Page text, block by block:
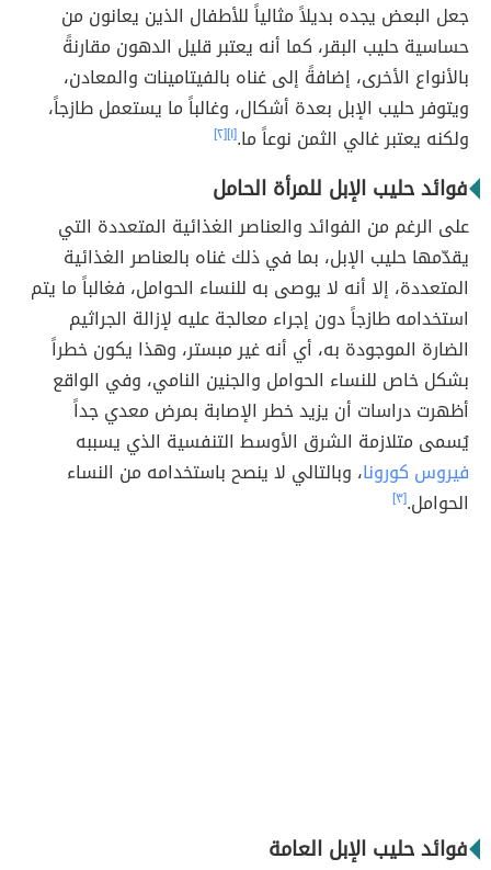
جعل البعض يجده بديلاً مثالياً للأطفال الذين يعانون من
حساسية حليب البقر، كما أنه يعتبر قليل الدهون مقارنةً
بالأنواع الأخرى، إضافةً إلى غناه بالفيتامينات والمعادن،
ويتوفر حليب الإبل بعدة أشكال، وغالباً ما يستعمل طازجاً،
ولكنه يعتبر غالي الثمن نوعاً ما.[١] [٢]
فوائد حليب الإبل للمرأة الحامل
على الرغم من الفوائد والعناصر الغذائية المتعددة التي
يقدّمها حليب الإبل، بما في ذلك غناه بالعناصر الغذائية
المتعددة، إلا أنه لا يوصى به للنساء الحوامل، فغالباً ما يتم
استخدامه طازجاً دون إجراء معالجة عليه لإزالة الجراثيم
الضارة الموجودة به، أي أنه غير مبستر، وهذا يكون خطراً
بشكل خاص للنساء الحوامل والجنين النامي، وفي الواقع
أظهرت دراسات أن يزيد خطر الإصابة بمرض معدي جداً
يُسمى متلازمة الشرق الأوسط التنفسية الذي يسببه
فيروس كورونا، وبالتالي لا ينصح باستخدامه من النساء
الحوامل.[٣]
فوائد حليب الإبل العامة